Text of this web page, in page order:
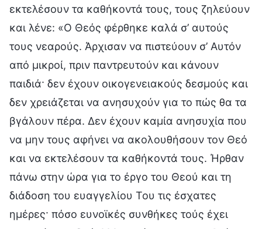
εκτελέσουν τα καθήκοντά τους, τους ζηλεύουν
και λένε: «Ο Θεός φέρθηκε καλά σ’ αυτούς
τους νεαρούς. Άρχισαν να πιστεύουν σ’ Αυτόν
από μικροί, πριν παντρευτούν και κάνουν
παιδιά· δεν έχουν οικογενειακούς δεσμούς και
δεν χρειάζεται να ανησυχούν για το πώς θα τα
βγάλουν πέρα. Δεν έχουν καμία ανησυχία που
να μην τους αφήνει να ακολουθήσουν τον Θεό
και να εκτελέσουν τα καθήκοντά τους. Ήρθαν
πάνω στην ώρα για το έργο του Θεού και τη
διάδοση του ευαγγελίου Του τις έσχατες
ημέρες· πόσο ευνοϊκές συνθήκες τούς έχει